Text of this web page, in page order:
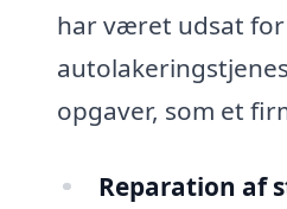
har været udsat for
opgaver, som et
Reparation af